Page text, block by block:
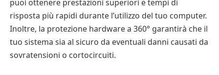
puoi ottenere prestazioni superiori e tempi di
risposta più rapidi durante l’utilizzo del tuo computer.
Inoltre, la protezione hardware a 360° garantirà che il
tuo sistema sia al sicuro da eventuali danni causati da
sovratensioni o cortocircuiti.